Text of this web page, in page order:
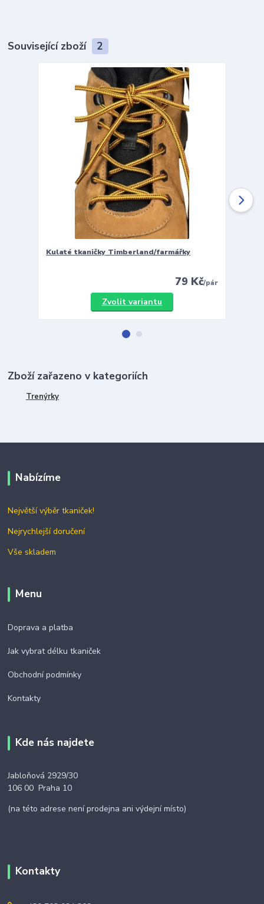
Související zboží 2
Kulaté tkaničky Timberland/farmářky
79 Kč/pár
Zvolit variantu
Zboží zařazeno v kategoriích
Trenýrky
Nabízíme
Největší výběr tkaniček!
Nejrychlejší doručení
Vše skladem
Menu
Doprava a platba
Jak vybrat délku tkaniček
Obchodní podmínky
Kontakty
Kde nás najdete
Jabloňová 2929/30
106 00 Praha 10
(na této adrese není prodejna ani výdejní místo)
Kontakty